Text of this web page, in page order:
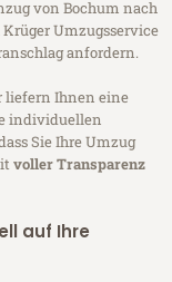
von Bochum nach
Umzugsservice
anfordern.
liefern Ihnen eine
individuellen
Sie Ihre Umzug
voller Transparenz
auf Ihre